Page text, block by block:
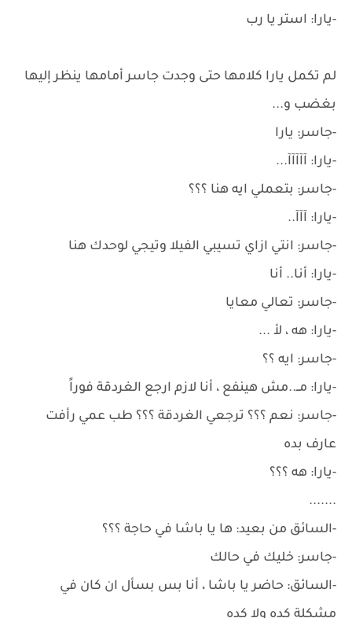
-يارا: استر يا رب
لم تكمل يارا كلامها حتى وجدت جاسر أمامها ينظر إليها
بغضب و...
-جاسر: يارا
-يارا: آآآآآ...
-جاسر: بتعملي ايه هنا ؟؟؟
-يارا: آآآ..
-جاسر: انتي ازاي تسيبي الفيلا وتيجي لوحدك هنا
-يارا: أنا.. أنا
-جاسر: تعالي معايا
-يارا: هه ، لأ ...
-جاسر: ايه ؟؟
-يارا: مــ..مش هينفع ، أنا لازم ارجع الغردقة فوراً
-جاسر: نعم ؟؟؟ ترجعي الغردقة ؟؟؟ طب عمي رأفت
عارف بده
-يارا: هه ؟؟؟
.......
-السائق من بعيد: ها يا باشا في حاجة ؟؟؟
-جاسر: خليك في حالك
-السائق: حاضر يا باشا ، أنا بس بسأل ان كان في
مشكلة كده ولا كده